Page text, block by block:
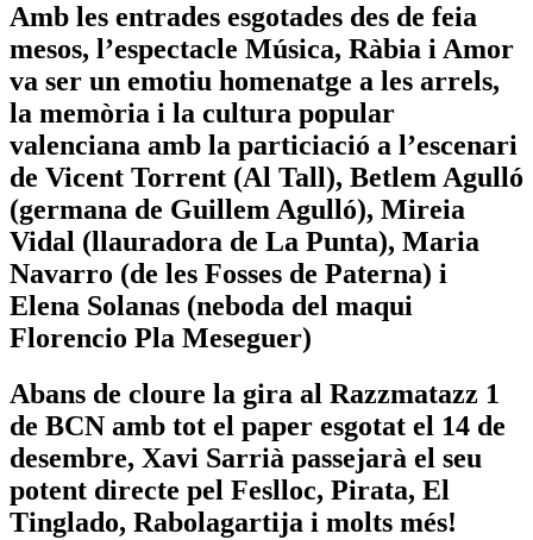
Amb les entrades esgotades des de feia
mesos, l’espectacle Música, Ràbia i Amor
va ser un emotiu homenatge a les arrels,
la memòria i la cultura popular
valenciana amb la particiació a l’escenari
de Vicent Torrent (Al Tall), Betlem Agulló
(germana de Guillem Agulló), Mireia
Vidal (llauradora de La Punta), Maria
Navarro (de les Fosses de Paterna) i
Elena Solanas (neboda del maqui
Florencio Pla Meseguer)
Abans de cloure la gira al Razzmatazz 1
de BCN amb tot el paper esgotat el 14 de
desembre, Xavi Sarrià passejarà el seu
potent directe pel Feslloc, Pirata, El
Tinglado, Rabolagartija i molts més!